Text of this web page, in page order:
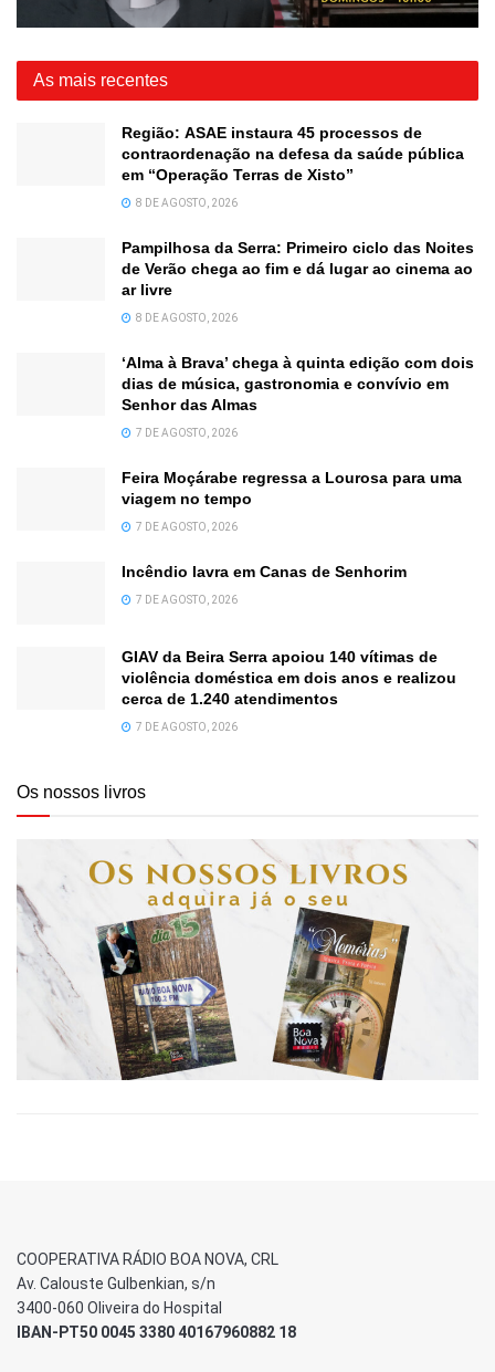
As mais recentes
Região: ASAE instaura 45 processos de
contraordenação na defesa da saúde pública
em “Operação Terras de Xisto”
8 DE AGOSTO, 2026
Pampilhosa da Serra: Primeiro ciclo das Noites
de Verão chega ao fim e dá lugar ao cinema ao
ar livre
8 DE AGOSTO, 2026
‘Alma à Brava’ chega à quinta edição com dois
dias de música, gastronomia e convívio em
Senhor das Almas
7 DE AGOSTO, 2026
Feira Moçárabe regressa a Lourosa para uma
viagem no tempo
7 DE AGOSTO, 2026
Incêndio lavra em Canas de Senhorim
7 DE AGOSTO, 2026
GIAV da Beira Serra apoiou 140 vítimas de
violência doméstica em dois anos e realizou
cerca de 1.240 atendimentos
7 DE AGOSTO, 2026
Os nossos livros
COOPERATIVA RÁDIO BOA NOVA, CRL
Av. Calouste Gulbenkian, s/n
3400-060 Oliveira do Hospital
IBAN-PT50 0045 3380 40167960882 18